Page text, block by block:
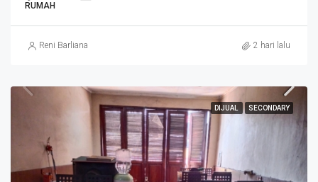
RUMAH
Reni Barliana 2 hari lalu
DIJUAL SECONDARY